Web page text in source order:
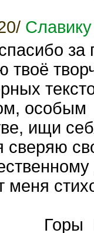
Славику
за
твоё
особым
ищи
сверяю
меня